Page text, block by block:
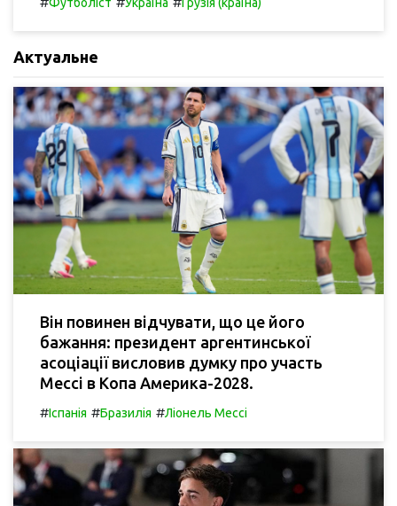
Футболіст Україна Грузія (країна)
Актуальне
Він повинен відчувати, що це його
бажання: президент аргентинської
асоціації висловив думку про участь
Мессі в Копа Америка-2028.
#Іспанія #Бразилія #Ліонель Мессі